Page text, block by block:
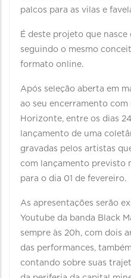
palcos para as vilas e
É deste projeto que
seguindo o mesmo
formato online.
Após seleção aberta em
ao seu encerramento
Horizonte, entre os dias
lançamento de uma
gravadas pelos artistas
com lançamento previsto
para o dia 01 de fevereiro.
As apresentações serão
Youtube da banda Black
sempre às 20h, com dois
das performances,
contando sobre suas